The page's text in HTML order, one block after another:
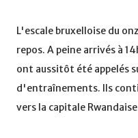
L'escale bruxelloise du
repos. A peine arrivés à
ont aussitôt été appelés
d'entraînements. Ils
vers la capitale